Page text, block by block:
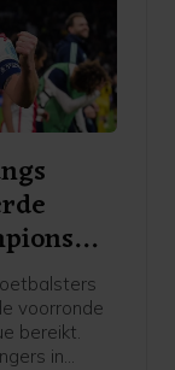
voorronde
bereikt.
in